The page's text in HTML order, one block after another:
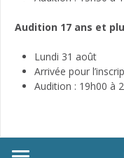
Audition 17 ans et
Lundi 31 août
Arrivée pour
Audition : 19h00 à